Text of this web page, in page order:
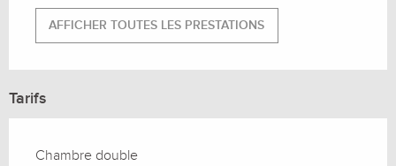
AFFICHER TOUTES LES PRESTATIONS
Tarifs
Chambre double